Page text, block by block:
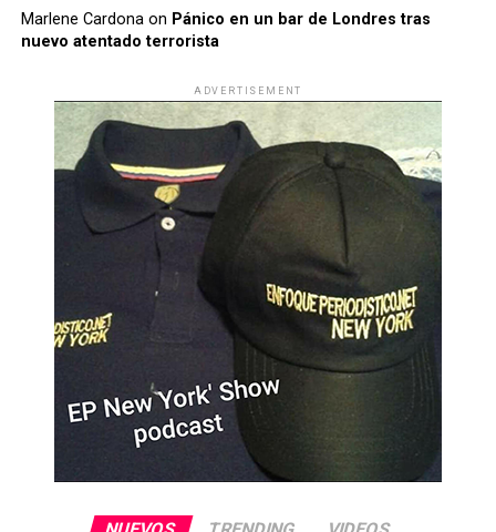
Marlene Cardonaon Pánico en un bar de Londres tras
nuevo atentado terrorista
ADVERTISEMENT